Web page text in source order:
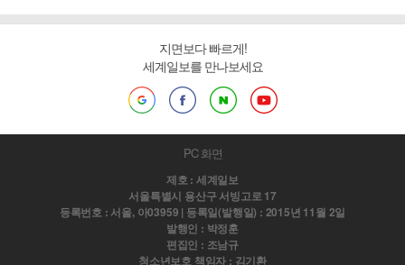
지면보다 빠르게!
세계일보를 만나보세요
PC 화면
제호 : 세계일보
서울특별시 용산구 서빙고로 17
등록번호 : 서울, 아03959 | 등록일(발행일) : 2015년 11월 2일
발행인 : 박정훈
편집인 : 조남규
청소년보호 책임자 : 김기환